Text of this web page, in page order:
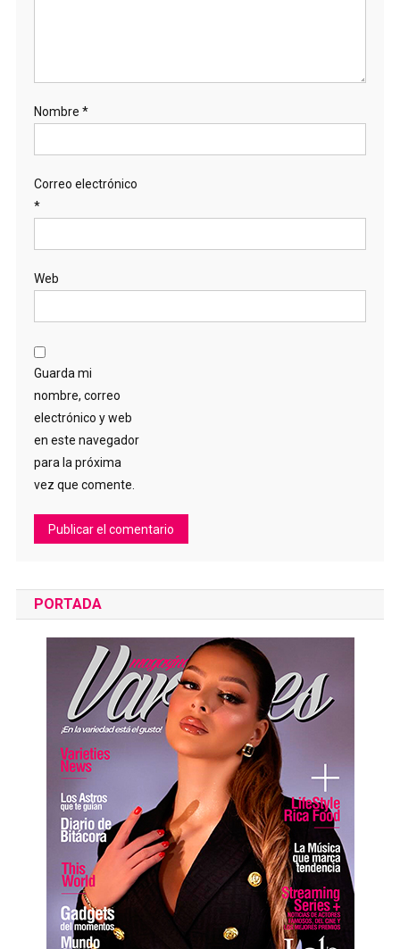
Nombre *
Correo electrónico
*
Web
Guarda mi
nombre, correo
electrónico y web
en este navegador
para la próxima
vez que comente.
PORTADA